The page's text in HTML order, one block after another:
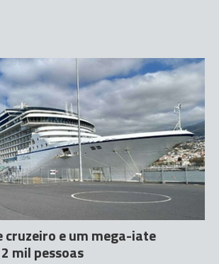
cruzeiro e um mega-iate
mil pessoas